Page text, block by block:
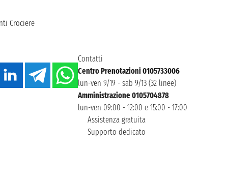
Crociere
Contatti
Centro Prenotazioni 0105733006
lun-ven 9/19 - sab 9/13 (32 linee)
Amministrazione 0105704878
lun-ven 09:00 - 12:00 e 15:00 - 17:00
Assistenza gratuita
Supporto dedicato